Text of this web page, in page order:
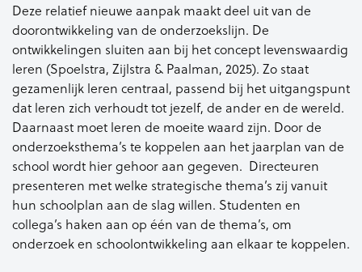
Deze relatief nieuwe aanpak maakt deel uit van de
doorontwikkeling van de onderzoekslijn. De
ontwikkelingen sluiten aan bij het concept levenswaardig
leren (Spoelstra, Zijlstra & Paalman, 2025). Zo staat
gezamenlijk leren centraal, passend bij het uitgangspunt
dat leren zich verhoudt tot jezelf, de ander en de wereld.
Daarnaast moet leren de moeite waard zijn. Door de
onderzoeksthema’s te koppelen aan het jaarplan van de
school wordt hier gehoor aan gegeven. Directeuren
presenteren met welke strategische thema’s zij vanuit
hun schoolplan aan de slag willen. Studenten en
collega’s haken aan op één van de thema’s, om
onderzoek en schoolontwikkeling aan elkaar te koppelen.